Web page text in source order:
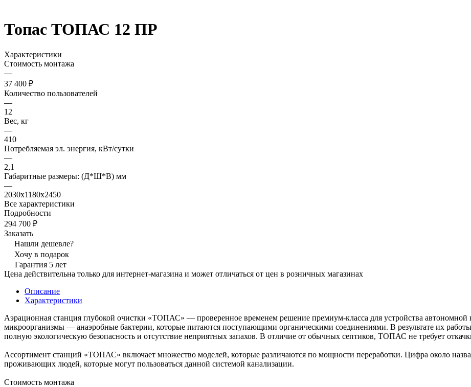
Топас ТОПАС 12 ПР
Характеристики
Стоимость монтажа
—
37 400 ₽
Количество пользователей
—
12
Вес, кг
—
410
Потребляемая эл. энергия, кВт/сутки
—
2,1
Габаритные размеры: (Д*Ш*В) мм
—
2030х1180х2450
Все характеристики
Подробности
294 700 ₽
Заказать
Нашли дешевле?
Хочу в подарок
Гарантия 5 лет
Цена действительна только для интернет-магазина и может отличаться от цен в розничных магазинах
Описание
Характеристики
Аэрационная станция глубокой очистки «ТОПАС» — проверенное временем решение премиум-класса для устройства автономной
микроорганизмы — анаэробные бактерии, которые питаются поступающими органическими соединениями. В результате их работы
полную экологическую безопасность и отсутствие неприятных запахов. В отличие от обычных септиков, ТОПАС не требует
Ассортимент станций «ТОПАС» включает множество моделей, которые различаются по мощности переработки. Цифра около
проживающих людей, которые могут пользоваться данной системой канализации.
Стоимость монтажа